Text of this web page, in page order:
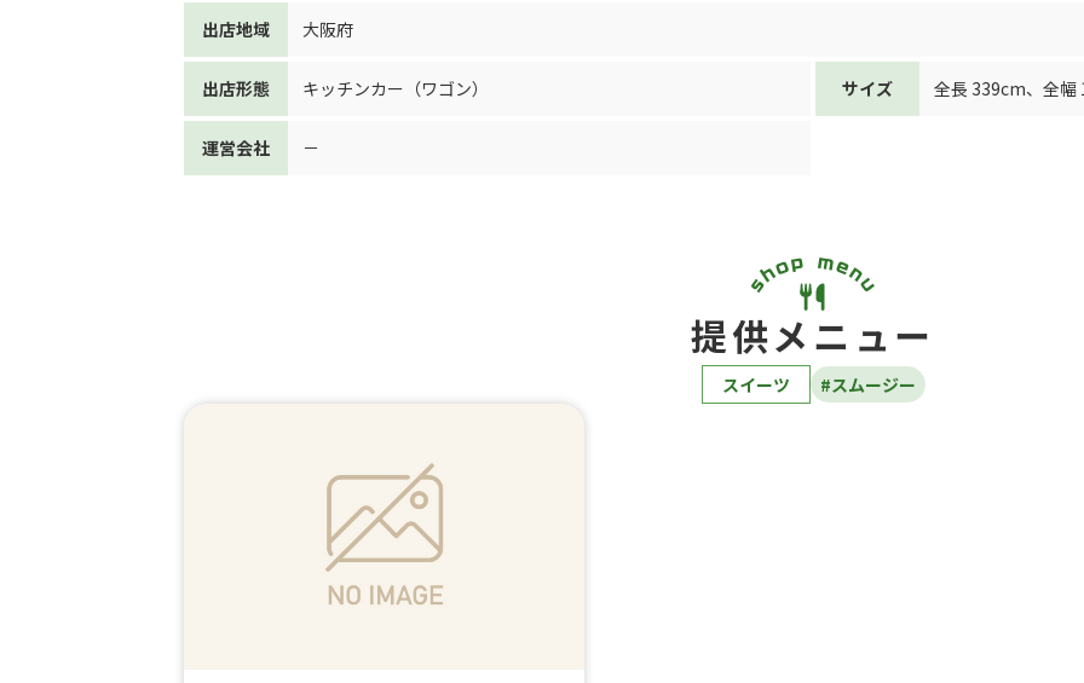
出店地域 大阪府
出店形態 キッチンカー（ワゴン） サイズ 全長 339cm、 全幅
運営会社 －
提供メニュー
スイーツ #スムージー